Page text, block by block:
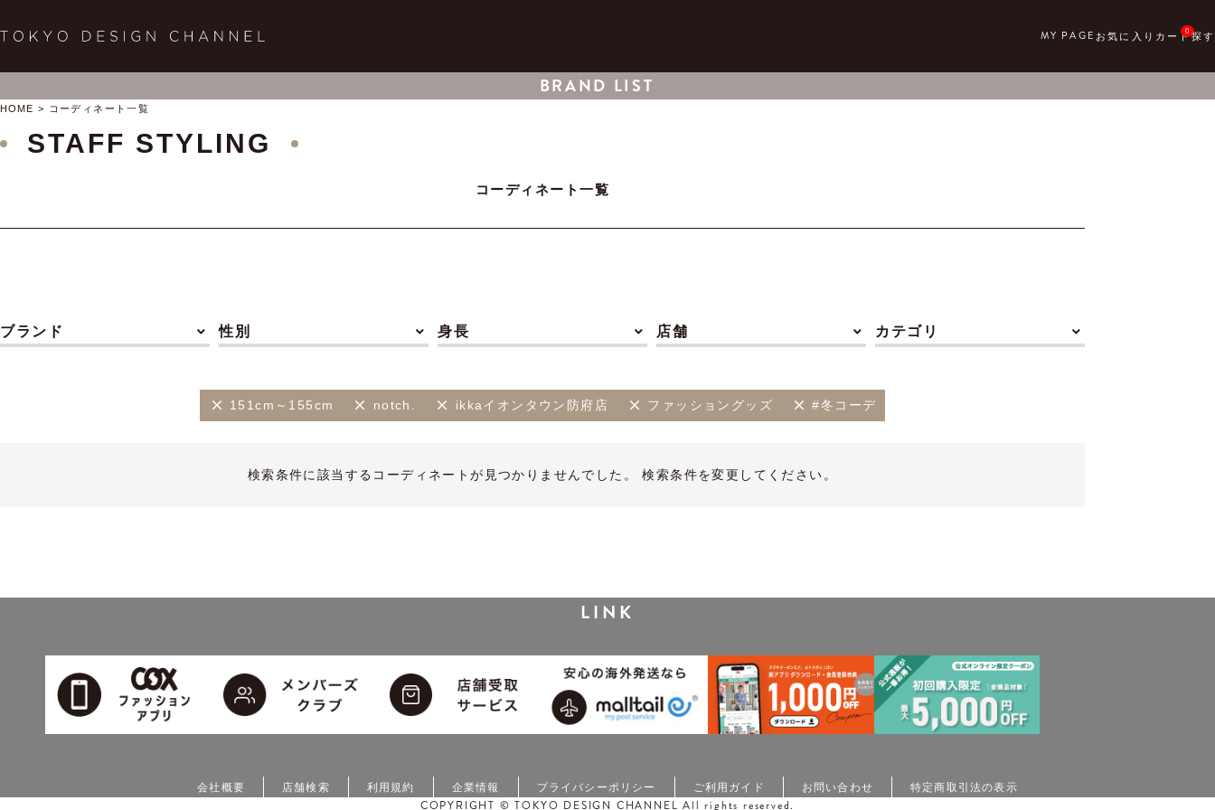
0
BRAND LIST
HOME コーディネート一覧
STAFF STYLING
コーディネート一覧
ブランド 性別 身長 店舗 カテゴリ
151cm～155cm notch. ikkaイオンタウン防府店 ファッショングッズ #冬コーデ
検索条件に該当するコーディネートが見つかりませんでした。 検索条件を変更してください。
LINK
会社概要 店舗検索 利用規約 企業情報 プライバシーポリシー ご利用ガイド お問い合わせ 特定商取引法の表示
COPYRIGHT © TOKYO DESIGN CHANNEL All rights reserved.